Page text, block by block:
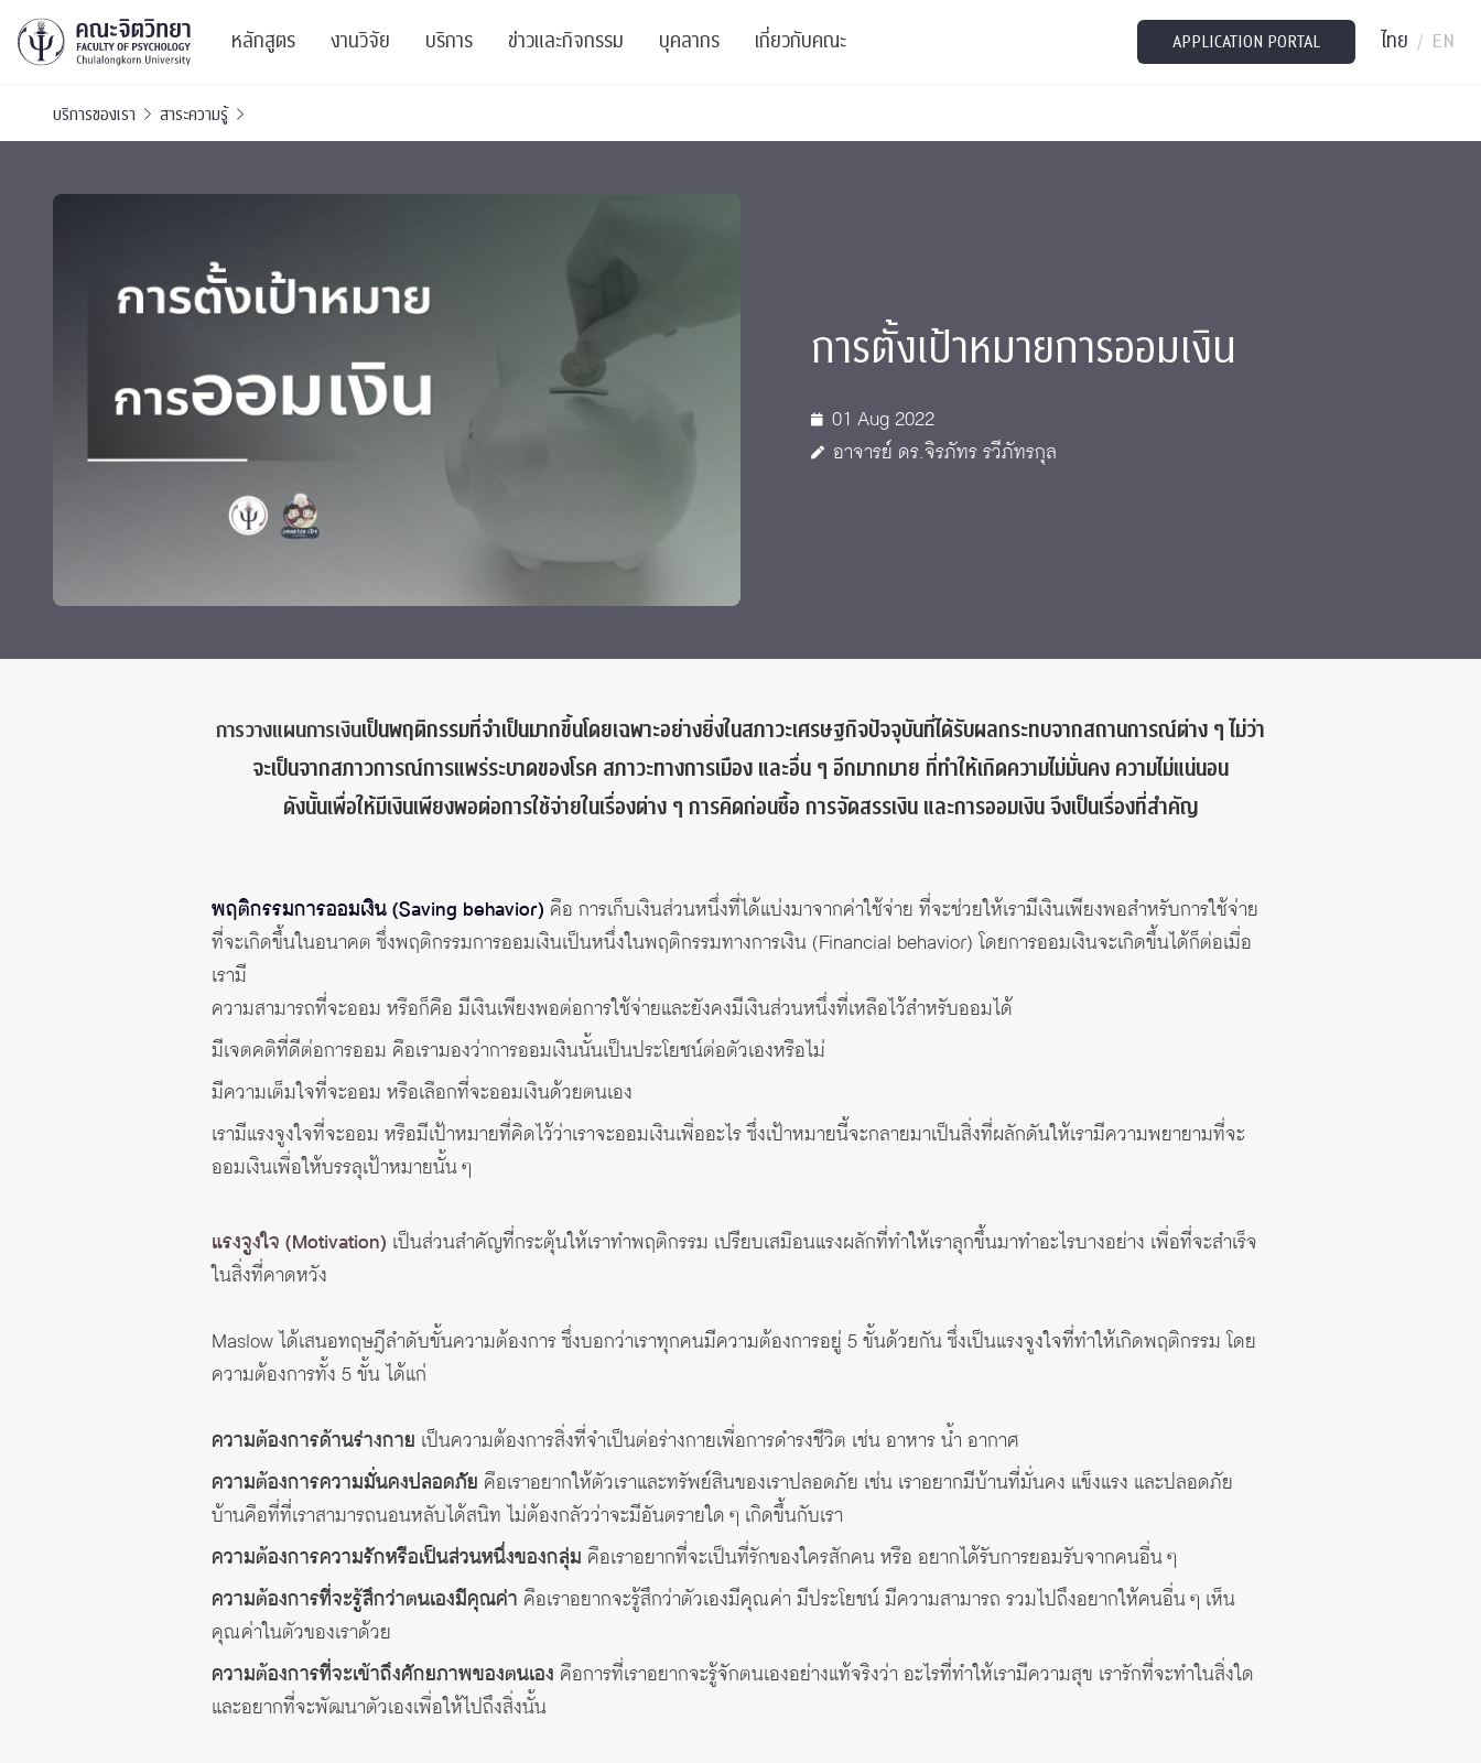
หลักสูตร
หลักสูตรปริญญาตรี
ปริญญาเอก
งานวิจัย
งานประชุมวิชาการ
งานประชุมวิชาการระดับนานาชาติ
TICP 2023
บริการ
ศูนย์สุขภาวะทางจิต
ศูนย์จิตวิทยาเพื่อประสิทธิภาพองค์กร
ข่าวและกิจกรรม
เสวนาและบรรยายพิเศษ
โครงการอบรม
ตำแหน่งงาน
บุคลากร
ผู้บริหาร
เกี่ยวกับคณะ
รายงานประจำปี
ติดต่อเรา
Intranet
APPLICATION PORTAL ไทย / EN
บริการของเรา สาระความรู้
การตั้งเป้าหมายการออมเงิน
01 Aug 2022
อาจารย์ ดร.จิรภัทร รวีภัทรกุล
การวางแผนการเงินเป็นพฤติกรรมที่จำเป็นมากขึ้นโดยเฉพาะอย่างยิ่งในสภาวะเศรษฐกิจปัจจุบันที่ได้รับผลกระทบจากสถานการณ์ต่าง ๆ ไม่ว่า
จะเป็นจากสภาวการณ์การแพร่ระบาดของโรค สภาวะทางการเมือง และอื่น ๆ อีกมากมาย ที่ทำให้เกิดความไม่มั่นคง ความไม่แน่นอน
ดังนั้นเพื่อให้มีเงินเพียงพอต่อการใช้จ่ายในเรื่องต่าง ๆ การคิดก่อนซื้อ การจัดสรรเงิน และการออมเงิน จึงเป็นเรื่องที่สำคัญ
พฤติกรรมการออมเงิน (Saving behavior) คือ การเก็บเงินส่วนหนึ่งที่ได้แบ่งมาจากค่าใช้จ่าย ที่จะช่วยให้เรามีเงินเพียงพอสำหรับการใช้จ่าย
ที่จะเกิดขึ้นในอนาคต ซึ่งพฤติกรรมการออมเงินเป็นหนึ่งในพฤติกรรมทางการเงิน (Financial behavior) โดยการออมเงินจะเกิดขึ้นได้ก็ต่อเมื่อ
เรามี
ความสามารถที่จะออม หรือก็คือ มีเงินเพียงพอต่อการใช้จ่ายและยังคงมีเงินส่วนหนึ่งที่เหลือไว้สำหรับออมได้
มีเจตคติที่ดีต่อการออม คือเรามองว่าการออมเงินนั้นเป็นประโยชน์ต่อตัวเองหรือไม่
มีความเต็มใจที่จะออม หรือเลือกที่จะออมเงินด้วยตนเอง
เรามีแรงจูงใจที่จะออม หรือมีเป้าหมายที่คิดไว้ว่าเราจะออมเงินเพื่ออะไร ซึ่งเป้าหมายนี้จะกลายมาเป็นสิ่งที่ผลักดันให้เรามีความพยายามที่จะ
ออมเงินเพื่อให้บรรลุเป้าหมายนั้น ๆ
แรงจูงใจ (Motivation) เป็นส่วนสำคัญที่กระตุ้นให้เราทำพฤติกรรม เปรียบเสมือนแรงผลักที่ทำให้เราลุกขึ้นมาทำอะไรบางอย่าง เพื่อที่จะสำเร็จ
ในสิ่งที่คาดหวัง
Maslow ได้เสนอทฤษฎีลำดับขั้นความต้องการ ซึ่งบอกว่าเราทุกคนมีความต้องการอยู่ 5 ขั้นด้วยกัน ซึ่งเป็นแรงจูงใจที่ทำให้เกิดพฤติกรรม โดย
ความต้องการทั้ง 5 ขั้น ได้แก่
ความต้องการด้านร่างกาย เป็นความต้องการสิ่งที่จำเป็นต่อร่างกายเพื่อการดำรงชีวิต เช่น อาหาร น้ำ อากาศ
ความต้องการความมั่นคงปลอดภัย คือเราอยากให้ตัวเราและทรัพย์สินของเราปลอดภัย เช่น เราอยากมีบ้านที่มั่นคง แข็งแรง และปลอดภัย
บ้านคือที่ที่เราสามารถนอนหลับได้สนิท ไม่ต้องกลัวว่าจะมีอันตรายใด ๆ เกิดขึ้นกับเรา
ความต้องการความรักหรือเป็นส่วนหนึ่งของกลุ่ม คือเราอยากที่จะเป็นที่รักของใครสักคน หรือ อยากได้รับการยอมรับจากคนอื่น ๆ
ความต้องการที่จะรู้สึกว่าตนเองมีคุณค่า คือเราอยากจะรู้สึกว่าตัวเองมีคุณค่า มีประโยชน์ มีความสามารถ รวมไปถึงอยากให้คนอื่น ๆ เห็น
คุณค่าในตัวของเราด้วย
ความต้องการที่จะเข้าถึงศักยภาพของตนเอง คือการที่เราอยากจะรู้จักตนเองอย่างแท้จริงว่า อะไรที่ทำให้เรามีความสุข เรารักที่จะทำในสิ่งใด
และอยากที่จะพัฒนาตัวเองเพื่อให้ไปถึงสิ่งนั้น